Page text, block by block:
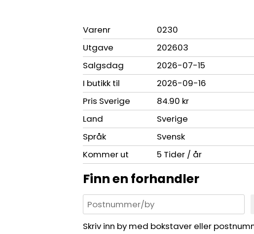
Varenr
0230
Utgave
202603
Salgsdag
2026-07-15
I butikk til
2026-09-16
Pris Sverige
84.90 kr
Land
Sverige
Språk
Svensk
Kommer ut
5 Tider / år
Finn en forhandler
Skriv inn by med bokstaver eller